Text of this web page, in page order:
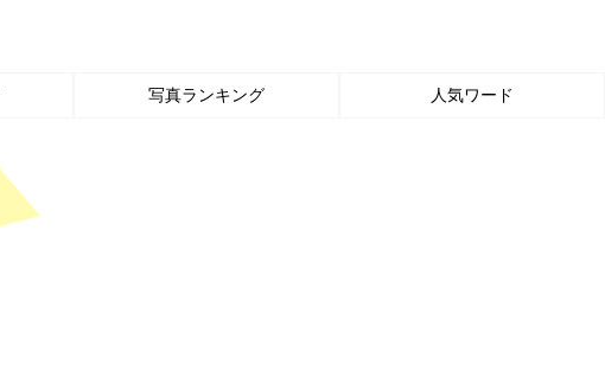
写真ランキング 人気ワード